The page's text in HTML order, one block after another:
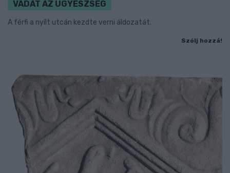
VÁDAT AZ ÜGYÉSZSÉG
A férfi a nyílt utcán kezdte verni áldozatát.
Szólj hozzá!